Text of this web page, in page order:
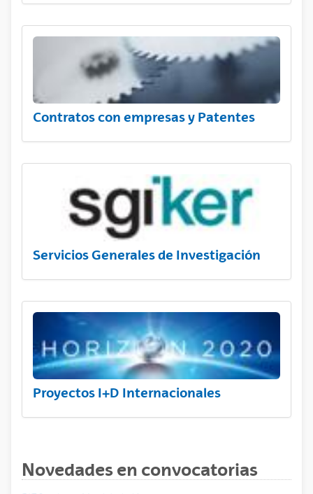
Contratos con empresas y Patentes
Servicios Generales de Investigación
Proyectos I+D Internacionales
Novedades en convocatorias